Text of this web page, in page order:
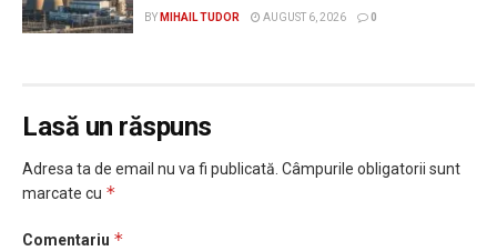
BY MIHAIL TUDOR AUGUST 6, 2026 0
Lasă un răspuns
Adresa ta de email nu va fi publicată. Câmpurile obligatorii sunt
marcate cu *
Comentariu *